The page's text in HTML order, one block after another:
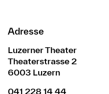
Adresse
Luzerner Theater
Theaterstrasse 2
6003 Luzern
041 228 14 44